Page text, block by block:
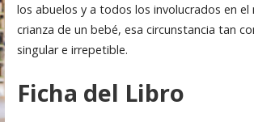
los abuelos y a todos los involucrados en el
crianza de un bebé, esa circunstancia tan
singular e irrepetible.
Ficha del Libro